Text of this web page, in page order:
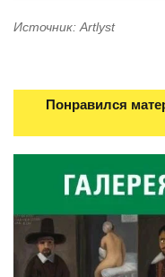
Источник: Artlyst
Понравился